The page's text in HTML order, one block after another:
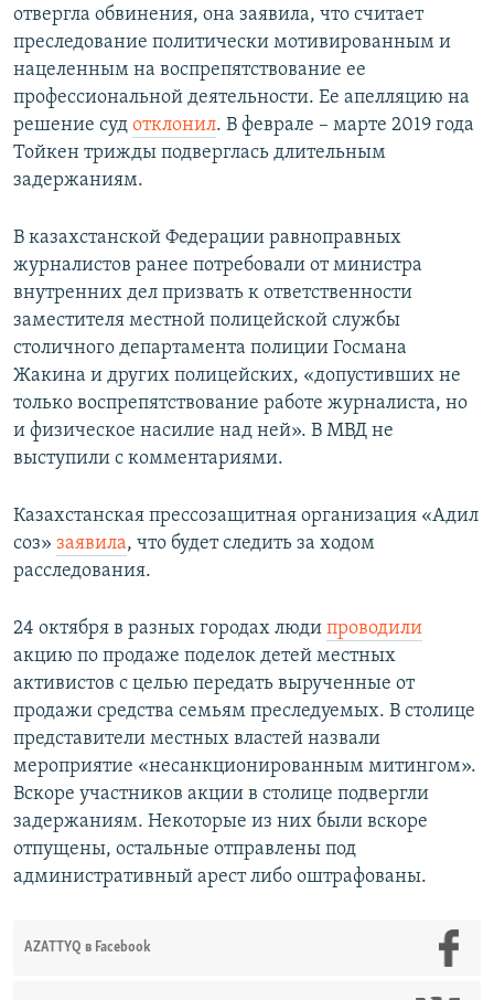
отвергла обвинения, она заявила, что считает
преследование политически мотивированным и
нацеленным на воспрепятствование ее
профессиональной деятельности. Ее апелляцию на
решение суд отклонил. В феврале – марте 2019 года
Тойкен трижды подверглась длительным
задержаниям.
В казахстанской Федерации равноправных
журналистов ранее потребовали от министра
внутренних дел призвать к ответственности
заместителя местной полицейской службы
столичного департамента полиции Госмана
Жакина и других полицейских, «допустивших не
только воспрепятствование работе журналиста, но
и физическое насилие над ней». В МВД не
выступили с комментариями.
Казахстанская прессозащитная организация «Адил
соз» заявила, что будет следить за ходом
расследования.
24 октября в разных городах люди проводили
акцию по продаже поделок детей местных
активистов с целью передать вырученные от
продажи средства семьям преследуемых. В столице
представители местных властей назвали
мероприятие «несанкционированным митингом».
Вскоре участников акции в столице подвергли
задержаниям. Некоторые из них были вскоре
отпущены, остальные отправлены под
административный арест либо оштрафованы.
AZATTYQ в Facebook